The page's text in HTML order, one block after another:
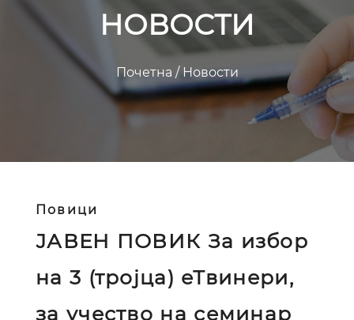
НОВОСТИ
Почетна /Новости
Повици
ЈАВЕН ПОВИК За избор
на 3 (тројца) еТвинери,
за учество на семинар